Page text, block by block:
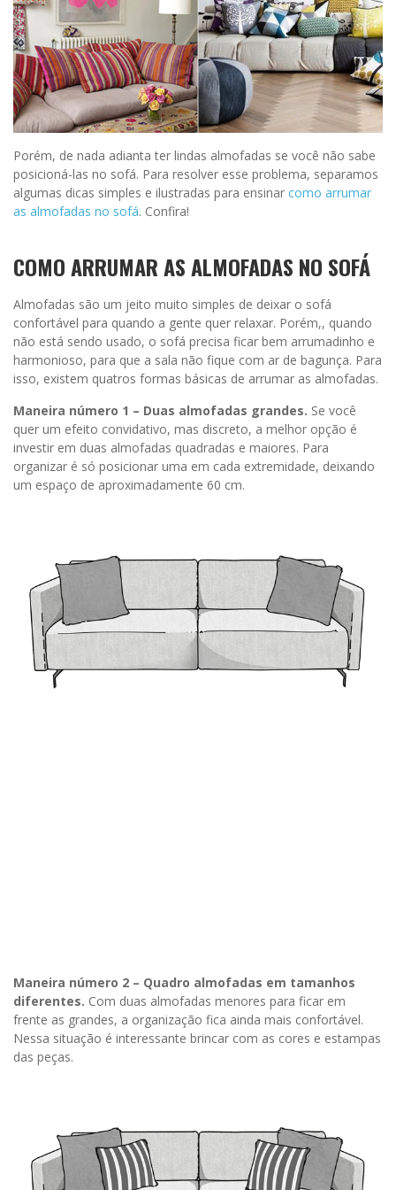
Porém, de nada adianta ter lindas almofadas se você não sabe
posicioná-las no sofá. Para resolver esse problema, separamos
algumas dicas simples e ilustradas para ensinar como arrumar
as almofadas no sofá. Confira!
COMO ARRUMAR AS ALMOFADAS NO SOFÁ
Almofadas são um jeito muito simples de deixar o sofá
confortável para quando a gente quer relaxar. Porém,, quando
não está sendo usado, o sofá precisa ficar bem arrumadinho e
harmonioso, para que a sala não fique com ar de bagunça. Para
isso, existem quatros formas básicas de arrumar as almofadas.
Maneira número 1 – Duas almofadas grandes. Se você
quer um efeito convidativo, mas discreto, a melhor opção é
investir em duas almofadas quadradas e maiores. Para
organizar é só posicionar uma em cada extremidade, deixando
um espaço de aproximadamente 60 cm.
Maneira número 2 – Quadro almofadas em tamanhos
diferentes. Com duas almofadas menores para ficar em
frente as grandes, a organização fica ainda mais confortável.
Nessa situação é interessante brincar com as cores e estampas
das peças.